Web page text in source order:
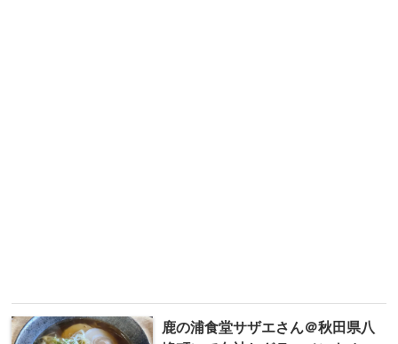
鹿の浦食堂サザエさん＠秋田県八